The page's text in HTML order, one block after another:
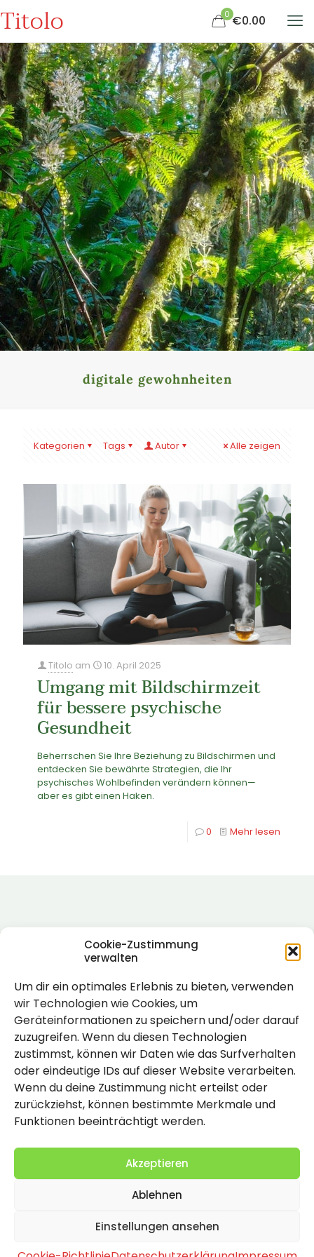
Cookie-Zustimmung
verwalten
Um dir ein optimales Erlebnis zu bieten, verwenden
wir Technologien wie Cookies, um
Geräteinformationen zu speichern und/oder darauf
zuzugreifen. Wenn du diesen Technologien
zustimmst, können wir Daten wie das Surfverhalten
oder eindeutige IDs auf dieser Website verarbeiten.
Wenn du deine Zustimmung nicht erteilst oder
zurückziehst, können bestimmte Merkmale und
Funktionen beeinträchtigt werden.
Akzeptieren
Ablehnen
Einstellungen ansehen
Titolo 0 €0.00
digitale gewohnheiten
Kategorien Tags Autor Alle zeigen
Titolo am 10. April 2025
Umgang mit Bildschirmzeit
für bessere psychische
Gesundheit
Beherrschen Sie Ihre Beziehung zu Bildschirmen und
entdecken Sie bewährte Strategien, die Ihr
psychisches Wohlbefinden verändern können—
aber es gibt einen Haken.
0 Mehr lesen
Rechtlich
Impressum
Datenschutzerklärung
Cookie-Richtlinie (EU)